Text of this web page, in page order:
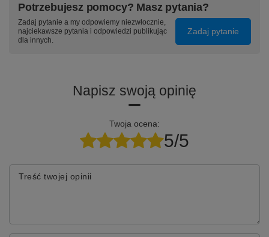
Potrzebujesz pomocy? Masz pytania?
Zadaj pytanie a my odpowiemy niezwłocznie,
najciekawsze pytania i odpowiedzi publikując
dla innych.
Zadaj pytanie
Napisz swoją opinię
Twoja ocena:
5/5
Treść twojej opinii